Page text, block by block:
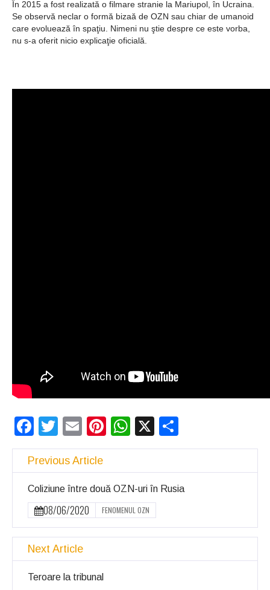
Ochii statuii
Fecioarei
sângerează
În 2015 a fost realizată o filmare stranie la Mariupol, în Ucraina.
Se observă neclar o formă bizaă de OZN sau chiar de umanoid
care evoluează în spaţiu. Nimeni nu ştie despre ce este vorba,
nu s-a oferit nicio explicaţie oficială.
Facebook
Twitter
EmailPinterest
WhatsApp
X
Previous Article
Coliziune între două OZN-uri în Rusia
08/06/2020 FENOMENUL OZN
Next Article
Teroare la tribunal